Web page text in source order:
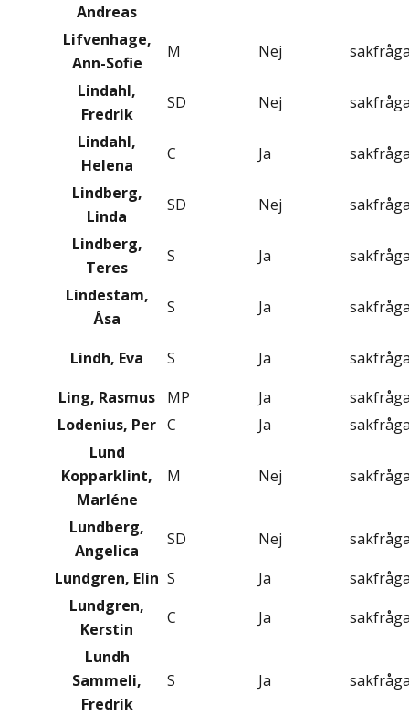
Andreas
Lifvenhage,
Ann-Sofie
M Nej
Lindahl,
Fredrik
SD Nej
Lindahl,
Helena
C Ja
Lindberg,
Linda
SD Nej
Lindberg,
Teres
S Ja
Lindestam,
Åsa
S Ja
Lindh, Eva S Ja
Ling, Rasmus
MP Ja
Lodenius, Per C Ja
Lund
Kopparklint,
Marléne
M Nej
Lundberg,
Angelica
SD Nej
Lundgren, Elin S Ja
Lundgren,
Kerstin
C Ja
Lundh
Sammeli,
Fredrik
S Ja